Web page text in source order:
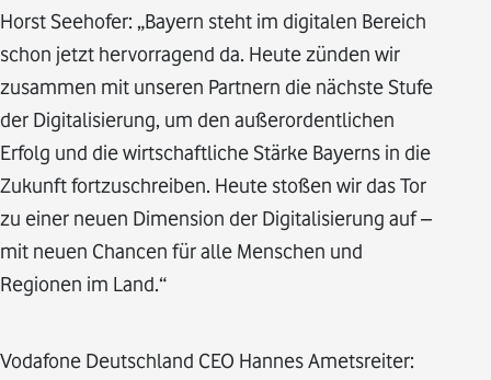
Horst Seehofer: „Bayern steht im digitalen Bereich
schon jetzt hervorragend da. Heute zünden wir
zusammen mit unseren Partnern die nächste Stufe
der Digitalisierung, um den außerordentlichen
Erfolg und die wirtschaftliche Stärke Bayerns in die
Zukunft fortzuschreiben. Heute stoßen wir das Tor
zu einer neuen Dimension der Digitalisierung auf –
mit neuen Chancen für alle Menschen und
Regionen im Land.“
Vodafone Deutschland CEO Hannes Ametsreiter: